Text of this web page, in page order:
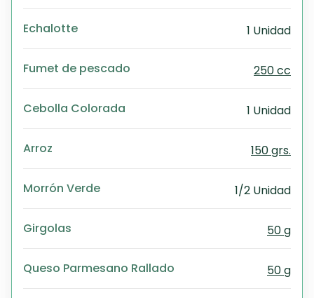
Echalotte 1 Unidad
Fumet de pescado 250 cc
Cebolla Colorada 1 Unidad
Arroz 150 grs.
Morrón Verde 1/2 Unidad
Girgolas 50 g
Queso Parmesano Rallado 50 g